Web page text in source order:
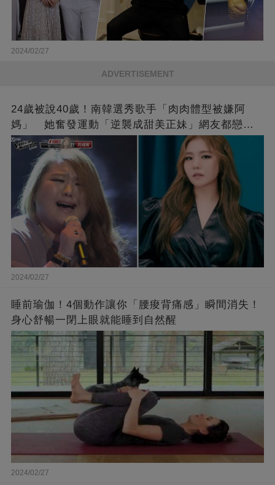
2024/02/27
ADVERTISEMENT
24歲被說40歲！南韓選秀歌手「肉肉體型被嫌阿
媽」 她奮發運動「逆襲成甜美正妹」網友都戀愛
了❤
2024/02/27
睡前瑜伽！4個動作讓你「腰痠背痛感」瞬間消失！
身心舒暢一閉上眼就能睡到自然醒
2024/02/27